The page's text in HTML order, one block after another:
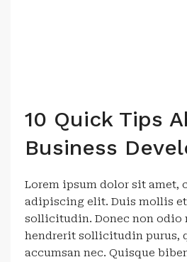
10 Quick Tips
Business
Lorem ipsum dolor sit amet,
adipiscing elit. Duis mollis et
sollicitudin. Donec non odio
hendrerit sollicitudin purus,
accumsan nec. Quisque